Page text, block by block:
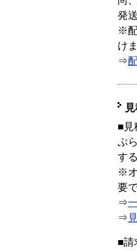
発
※
け
⇒
■見
ぷ
す
※
要
⇒
⇒
■請